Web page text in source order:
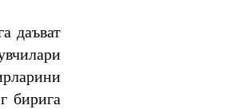
даъват
бирига